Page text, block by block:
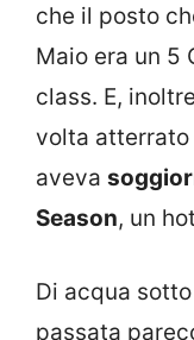
che il posto
Maio era un 5
class. E,
volta atterrato
aveva
Season, un
Di acqua
passata